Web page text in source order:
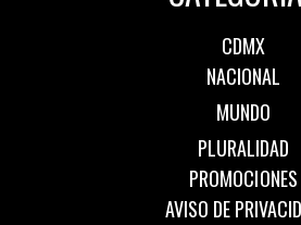
CDMX
NACIONAL
MUNDO
PLURALIDAD
PROMOCIONES
AVISO DE